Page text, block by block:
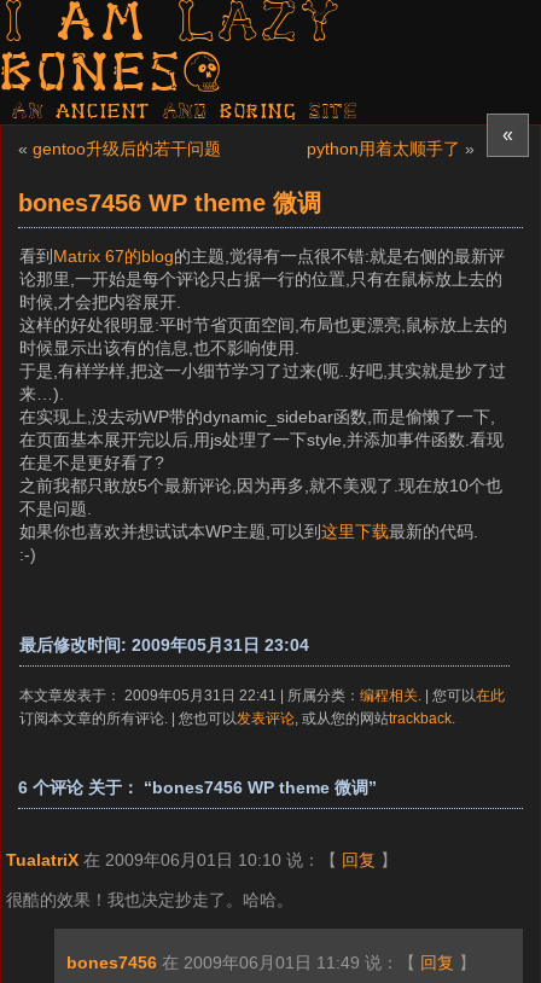
I am LAZY
bones?
AN ancient AND boring SITE
«
« gentoo升级后的若干问题 python用着太顺手了 »
bones7456 WP theme 微调
看到 Matrix 67的blog的主题,觉得有一点很不错:就是右侧的最新评
论那里,一开始是每个评论只占据一行的位置,只有在鼠标放上去的
时候,才会把内容展开.
这样的好处很明显:平时节省页面空间,布局也更漂亮,鼠标放上去的
时候显示出该有的信息,也不影响使用.
于是,有样学样,把这一小细节学习了过来(呃..好吧,其实就是抄了过
来…).
在实现上,没去动WP带的dynamic_sidebar函数,而是偷懒了一下,
在页面基本展开完以后,用js处理了一下style,并添加事件函数.看现
在是不是更好看了?
之前我都只敢放5个最新评论,因为再多,就不美观了.现在放10个也
不是问题.
如果你也喜欢并想试试本WP主题,可以到这里下载最新的代码.
:-)
最后修改时间: 2009年05月31日 23:04
本文章发表于： 2009年05月31日 22:41 | 所属分类：编程相关 . | 您可以在此
订阅本文章的所有评论. | 您也可以 发表评论 , 或从您的网站trackback
6 个评论 关于： “bones7456 WP theme 微调”
TualatriX 在 2009年06月01日 10:10 说： 【 回复 】
很酷的效果！我也决定抄走了。哈哈。
bones7456 在 2009年06月01日 11:49 说： 【 回复 】